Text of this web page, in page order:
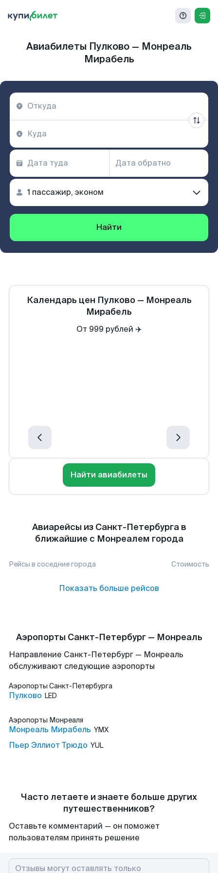
Авиабилеты Пулково — Монреаль
Мирабель
Найти
Календарь цен Пулково— Монреаль
Мирабель
От 999 рублей ✈️
Найти авиабилеты
Авиарейсы из Санкт-Петербурга в
ближайшие с Монреалем города
Рейсы в соседние города Стоимость
Показать больше рейсов
Аэропорты Санкт-Петербург — Монреаль
Направление Санкт-Петербург — Монреаль
обслуживают следующие аэропорты
Аэропорты Санкт-Петербурга
Пулково LED
Аэропорты Монреаля
Монреаль Мирабель YMX
Пьер Эллиот Трюдо YUL
Часто летаете и знаете больше других
путешественников?
Оставьте комментарий — он поможет
пользователям принять решение